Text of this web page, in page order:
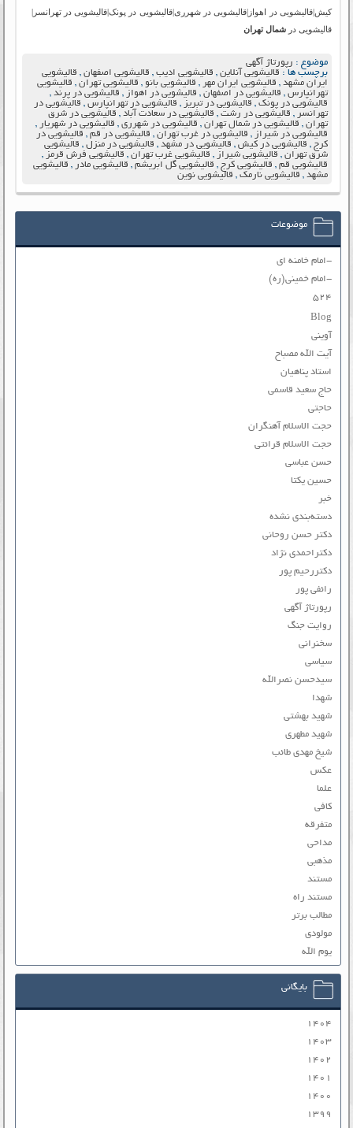
کیش|قالیشویی در اهواز|قالیشویی در شهرری|قالیشویی در پونک|قالیشویی در تهرانسر|
قالیشویی درشمال تهران
موضوع : رپورتاژ آگهی
برچسب ها : قالیشویی آنلاین , قالیشویی ادیب , قالیشویی اصفهان , قالیشویی
ایران مشهد , قالیشویی ایران مهر , قالیشویی بانو , قالیشویی تهران , قالیشویی
تهرانپارس , قالیشویی در اصفهان , قالیشویی در اهواز , قالیشویی در پرند ,
قالیشویی در پونک , قالیشویی در تبریز , قالیشویی در تهرانپارس , قالیشویی در
تهرانسر , قالیشویی در رشت , قالیشویی در سعادت آباد , قالیشویی در شرق
تهران , قالیشویی در شمال تهران , قالیشویی در شهرری , قالیشویی در شهریار ,
قالیشویی در شیراز , قالیشویی در غرب تهران , قالیشویی در قم , قالیشویی در
کرج , قالیشویی در کیش , قالیشویی در مشهد , قالیشویی در منزل , قالیشویی
شرق تهران , قالیشویی شیراز , قالیشویی غرب تهران , قالیشویی فرش قرمز ,
قالیشویی قم , قالیشویی کرج , قالیشویی گل ابریشم , قالیشویی مادر , قالیشویی
مشهد , قالیشویی نارمک , قالیشویی نوین
موضوعات
-امام خامنه ای
-امام خمینی(ره)
۵۲۴
Blog
آوینی
آیت الله مصباح
استاد پناهیان
حاج سعید قاسمی
حاجتی
حجت الاسلام آهنگران
حجت الاسلام قرائتی
حسن عباسی
حسین یکتا
خبر
دسته‌بندی نشده
دکتر حسن روحانی
دکتراحمدی نژاد
دکتررحیم پور
رائفی پور
رپورتاژ آگهی
روایت جنگ
سخنرانی
سیاسی
سیدحسن نصرالله
شهدا
شهید بهشتی
شهید مطهری
شیخ مهدی طائب
عکس
علما
کافی
متفرقه
مداحی
مذهبی
مستند
مستند راه
مطالب برتر
مولودی
یوم الله
بایگانی
۱۴۰۴
۱۴۰۳
۱۴۰۲
۱۴۰۱
۱۴۰۰
۱۳۹۹